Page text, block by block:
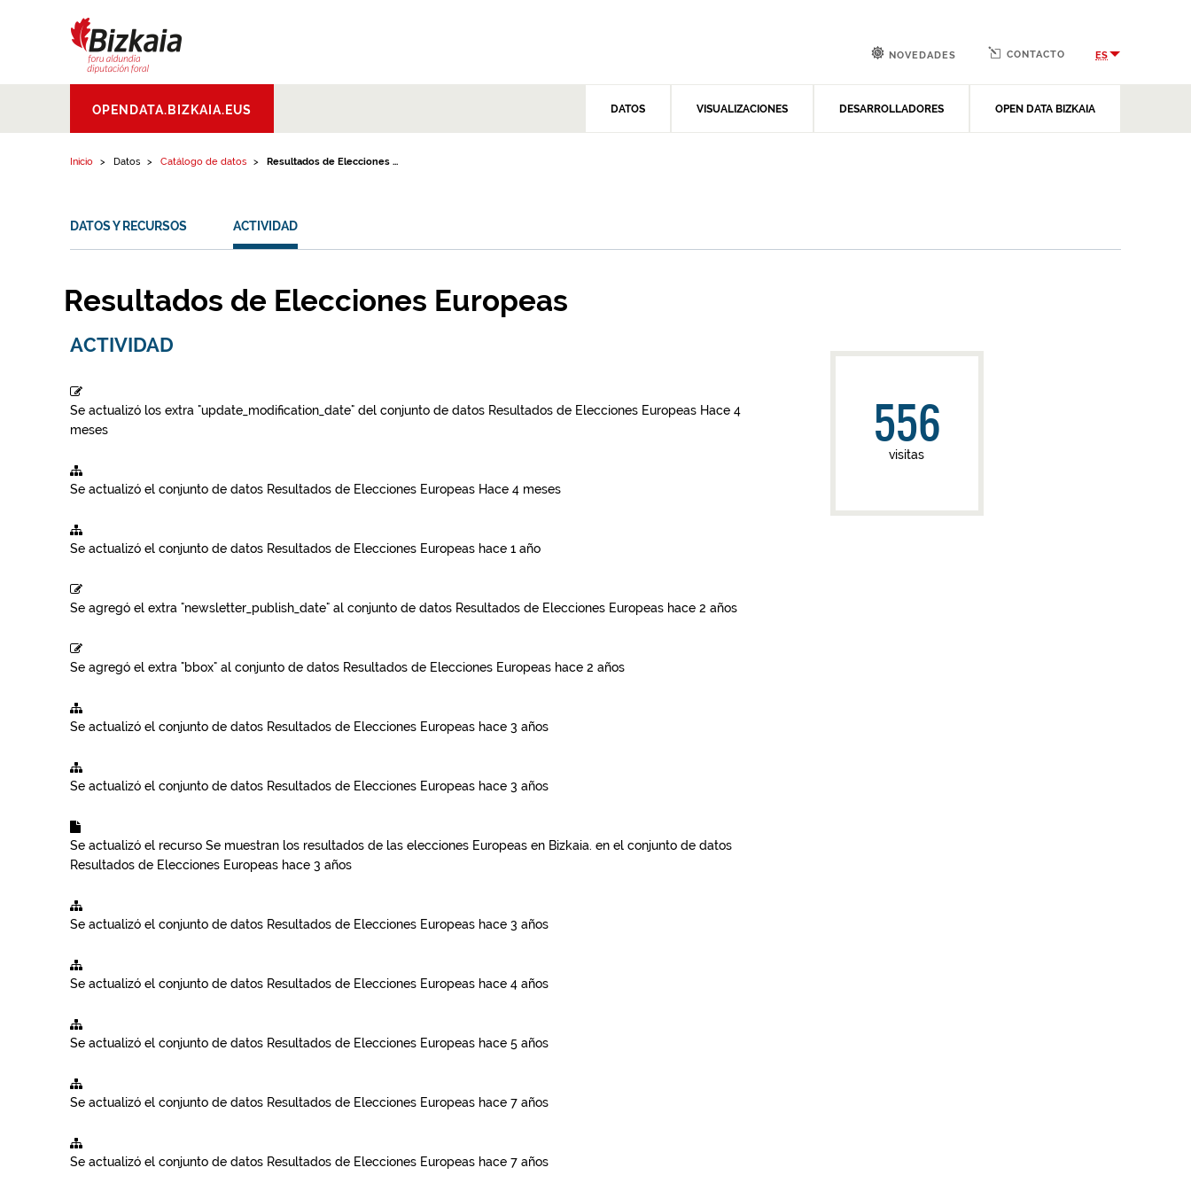
Aldundia.Diputacion
Foral de Bizkaia
OPENDATA.BIZKAIA.EUS DATOS VISUALIZACIONES DESARROLLADORES OPEN DATA BIZKAIA
NOVEDADES CONTACTO ES
Inicio Datos Catálogo de datos Resultados de Elecciones ...
DATOS Y RECURSOS ACTIVIDAD
Resultados de Elecciones Europeas
ACTIVIDAD
Se actualizó los extra "update_modification_date" del conjunto de datos Resultados de Elecciones Europeas Hace 4
meses
Se actualizó el conjunto de datos Resultados de Elecciones Europeas Hace 4 meses
Se actualizó el conjunto de datos Resultados de Elecciones Europeas hace 1 año
Se agregó el extra "newsletter_publish_date" al conjunto de datos Resultados de Elecciones Europeas hace 2 años
Se agregó el extra "bbox" al conjunto de datos Resultados de Elecciones Europeas hace 2 años
Se actualizó el conjunto de datos Resultados de Elecciones Europeas hace 3 años
Se actualizó el conjunto de datos Resultados de Elecciones Europeas hace 3 años
Se actualizó el recurso Se muestran los resultados de las elecciones Europeas en Bizkaia. en el conjunto de datos
Resultados de Elecciones Europeas hace 3 años
Se actualizó el conjunto de datos Resultados de Elecciones Europeas hace 3 años
Se actualizó el conjunto de datos Resultados de Elecciones Europeas hace 4 años
Se actualizó el conjunto de datos Resultados de Elecciones Europeas hace 5 años
Se actualizó el conjunto de datos Resultados de Elecciones Europeas hace 7 años
Se actualizó el conjunto de datos Resultados de Elecciones Europeas hace 7 años
556
visitas